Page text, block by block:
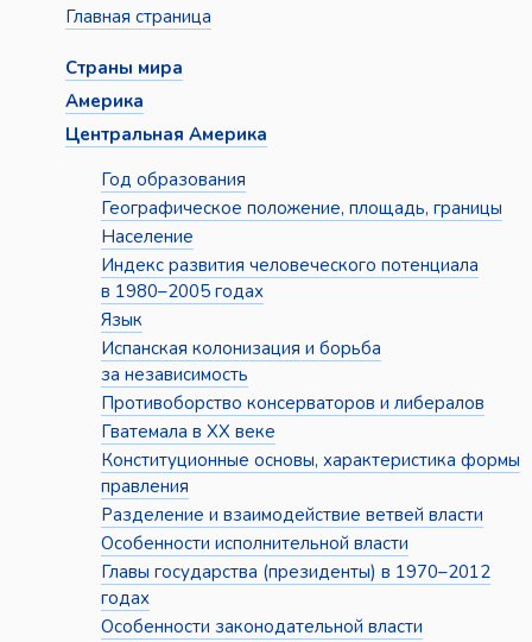
Главная страница
Страны мира
Америка
Центральная Америка
Год образования
Географическое положение, площадь, границы
Население
Индекс развития человеческого потенциала
в 1980–2005 годах
Язык
Испанская колонизация и борьба
за независимость
Противоборство консерваторов и либералов
Гватемала в XX веке
Конституционные основы, характеристика формы
правления
Разделение и взаимодействие ветвей власти
Особенности исполнительной власти
Главы государства (президенты) в 1970–2012
годах
Особенности законодательной власти